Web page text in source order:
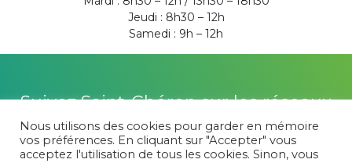
Jeudi : 8h30 – 12h
Samedi : 9h – 12h
Suivez Saint-Chéron sur les réseaux
Nous utilisons des cookies pour garder en mémoire
vos préférences. En cliquant sur "Accepter" vous
acceptez l'utilisation de tous les cookies. Sinon, vous